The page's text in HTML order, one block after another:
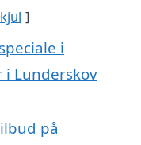
i
Lunderskov
på